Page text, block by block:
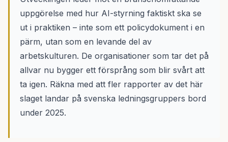
uppgörelse med hur AI-styrning faktiskt ska se
ut i praktiken – inte som ett policydokument i en
pärm, utan som en levande del av
arbetskulturen. De organisationer som tar det på
allvar nu bygger ett försprång som blir svårt att
ta igen. Räkna med att fler rapporter av det här
slaget landar på svenska ledningsgruppers bord
under 2025.